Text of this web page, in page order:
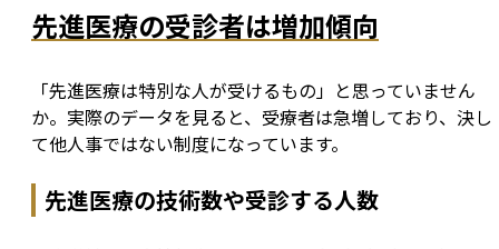
先進医療の受診者は増加傾向
「先進医療は特別な人が受けるもの」と思っていません
か。実際のデータを見ると、受療者は急増しており、決し
て他人事ではない制度になっています。
先進医療の技術数や受診する人数